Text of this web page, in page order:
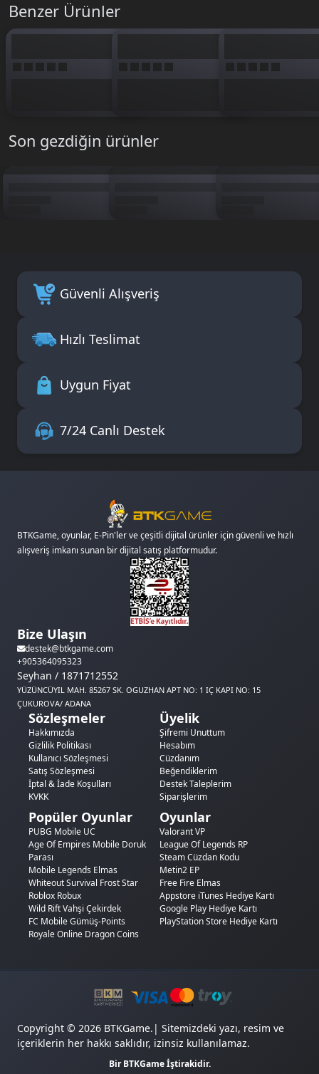
Benzer Ürünler
Son gezdiğin ürünler
Güvenli Alışveriş
Hızlı Teslimat
Uygun Fiyat
7/24 Canlı Destek
BTKGame, oyunlar, E-Pin'ler ve çeşitli dijital ürünler için güvenli ve hızlı
alışveriş imkanı sunan bir dijital satış platformudur.
Bize Ulaşın
destek@btkgame.com
+905364095323
Seyhan / 1871712552
YÜZÜNCÜYIL MAH. 85267 SK. OGUZHAN APT NO: 1 IÇ KAPI NO: 15
ÇUKUROVA/ ADANA
Sözleşmeler
Hakkımızda
Gizlilik Politikası
Kullanıcı Sözleşmesi
Satış Sözleşmesi
İptal & İade Koşulları
KVKK
Üyelik
Şifremi Unuttum
Hesabım
Cüzdanım
Beğendiklerim
Destek Taleplerim
Siparişlerim
Popüler Oyunlar
PUBG Mobile UC
Age Of Empires Mobile Doruk
Parası
Mobile Legends Elmas
Whiteout Survival Frost Star
Roblox Robux
Wild Rift Vahşi Çekirdek
FC Mobile Gümüş-Points
Royale Online Dragon Coins
Oyunlar
Valorant VP
League Of Legends RP
Steam Cüzdan Kodu
Metin2 EP
Free Fire Elmas
Appstore iTunes Hediye Kartı
Google Play Hediye Kartı
PlayStation Store Hediye Kartı
Copyright © 2026 BTKGame.| Sitemizdeki yazı, resim ve
içeriklerin her hakkı saklıdır, izinsiz kullanılamaz.
Bir BTKGame İştirakidir.